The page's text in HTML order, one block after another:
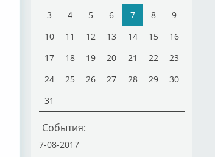
3
4 5 6 7 8
9
10
11 12 13 14 15
16
17
18 19 20 21 22
23
24
25 26 27 28 29
30
31
События:
7-08-2017